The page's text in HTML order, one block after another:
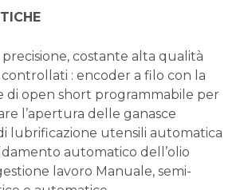
precisione, costante alta qualità
controllati : encoder a filo con la
di open short programmabile per
l’apertura delle ganasce
lubrificazione utensili automatica
automatico dell’olio
lavoro Manuale, semi-